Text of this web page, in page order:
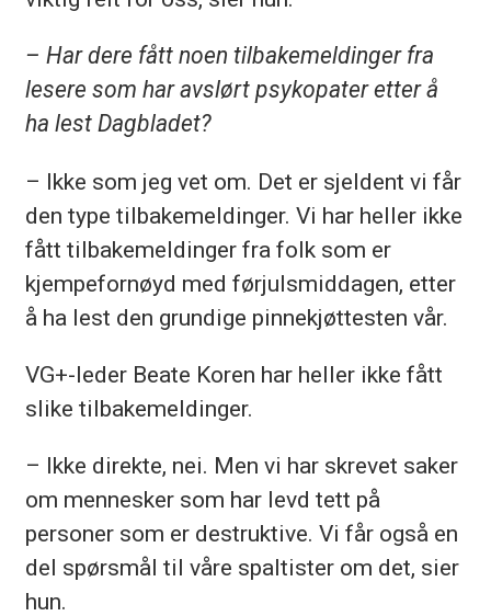
– Har dere fått noen tilbakemeldinger fra
lesere som har avslørt psykopater etter å
ha lest Dagbladet?
– Ikke som jeg vet om. Det er sjeldent vi får
den type tilbakemeldinger. Vi har heller ikke
fått tilbakemeldinger fra folk som er
kjempefornøyd med førjulsmiddagen, etter
å ha lest den grundige pinnekjøttesten vår.
VG+-leder Beate Koren har heller ikke fått
slike tilbakemeldinger.
– Ikke direkte, nei. Men vi har skrevet saker
om mennesker som har levd tett på
personer som er destruktive. Vi får også en
del spørsmål til våre spaltister om det, sier
hun.